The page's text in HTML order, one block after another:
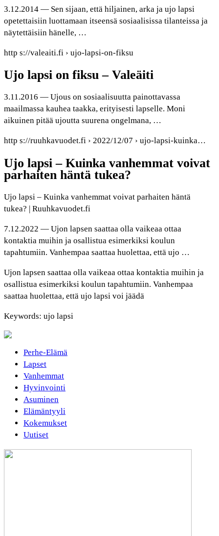
3.12.2014 — Sen sijaan, että hiljainen, arka ja ujo lapsi
opetettaisiin luottamaan itseensä sosiaalisissa tilanteissa ja
näytettäisiin hänelle, …
http s://valeaiti.fi › ujo-lapsi-on-fiksu
Ujo lapsi on fiksu – Valeäiti
3.11.2016 — Ujous on sosiaalisuutta painottavassa
maailmassa kauhea taakka, erityisesti lapselle. Moni
aikuinen pitää ujoutta suurena ongelmana, …
http s://ruuhkavuodet.fi › 2022/12/07 › ujo-lapsi-kuinka…
Ujo lapsi – Kuinka vanhemmat voivat
parhaiten häntä tukea?
Ujo lapsi – Kuinka vanhemmat voivat parhaiten häntä
tukea? | Ruuhkavuodet.fi
7.12.2022 — Ujon lapsen saattaa olla vaikeaa ottaa
kontaktia muihin ja osallistua esimerkiksi koulun
tapahtumiin. Vanhempaa saattaa huolettaa, että ujo …
Ujon lapsen saattaa olla vaikeaa ottaa kontaktia muihin ja
osallistua esimerkiksi koulun tapahtumiin. Vanhempaa
saattaa huolettaa, että ujo lapsi voi jäädä
Keywords: ujo lapsi
Perhe-Elämä
Lapset
Vanhemmat
Hyvinvointi
Asuminen
Elämäntyyli
Kokemukset
Uutiset